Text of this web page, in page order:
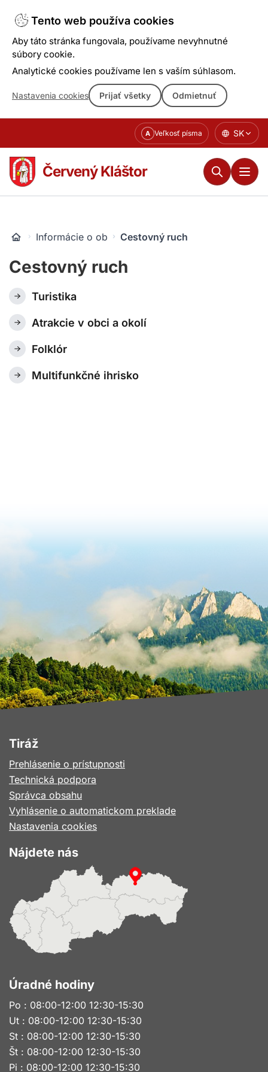
Tento web používa cookies
Aby táto stránka fungovala, používame nevyhnutné
súbory cookie.
Analytické cookies používame len s vaším súhlasom.
Nastavenia cookies Prijať všetky Odmietnuť
obsahu
A Veľkosť písma SK
Červený Kláštor
Informácie o obci Cestovný ruch
Cestovný ruch
Turistika
Atrakcie v obci a okolí
Folklór
Multifunkčné ihrisko
Tiráž
Prehlásenie o prístupnosti
Technická podpora
Správca obsahu
Vyhlásenie o automatickom preklade
Nastavenia cookies
Nájdete nás
Úradné hodiny
Po : 08:00-12:00 12:30-15:30
Ut : 08:00-12:00 12:30-15:30
St : 08:00-12:00 12:30-15:30
Št : 08:00-12:00 12:30-15:30
Pi : 08:00-12:00 12:30-15:30